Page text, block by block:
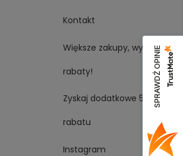
Kontakt
Większe zakupy, wyższe
rabaty!
Zyskaj dodatkowe 5%
rabatu
Instagram
SPRAWDŹ OPINIE